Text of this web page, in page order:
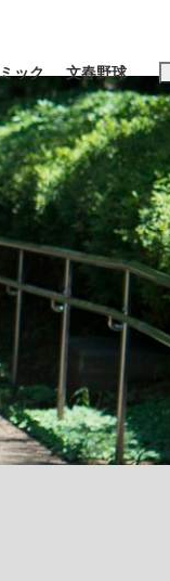
読書
表“敗戦”の真実 選手
ック 文春野球